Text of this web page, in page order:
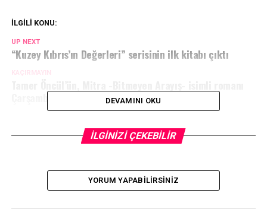
İLGİLİ KONU:
UP NEXT
“Kuzey Kıbrıs’ın Değerleri” serisinin ilk kitabı çıktı
KAÇIRMAYIN
Çarşamba akşamı tanıtılacak
DEVAMINI OKU
İLGİNİZİ ÇEKEBİLİR
YORUM YAPABILIRSINIZ